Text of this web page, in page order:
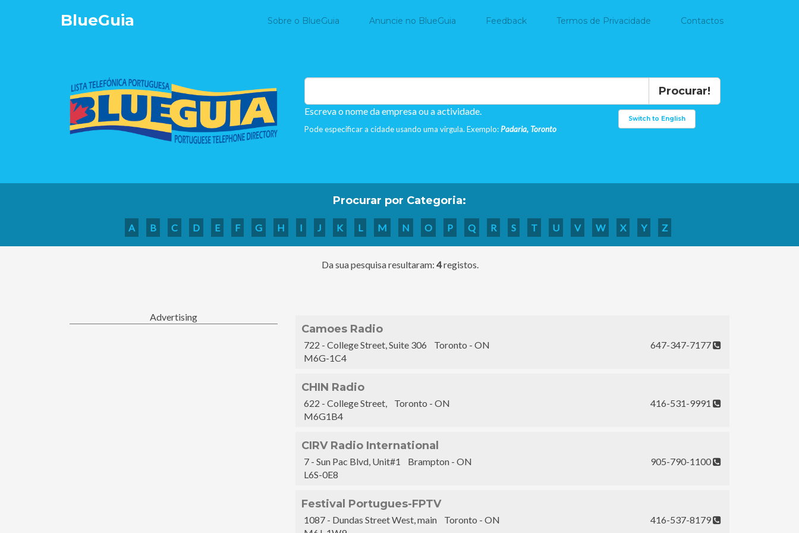
BlueGuia Home
Sobre o BlueGuia Anuncie no BlueGuia Feedback Termos de Privacidade Contactos
Procurar!
Escreva o nome da empresa ou a actividade.
Pode especificar a cidade usando uma virgula. Exemplo: Padaria, Toronto
Switch to English
Procurar por Categoria:
A B C D E F G H I J K L M N O P Q R S T U V W X Y Z
Da sua pesquisa resultaram: 4registos.
Advertising
Camoes Radio
722 - College Street, Suite 306 Toronto - ON
M6G-1C4
647-347-7177
CHIN Radio
622 - College Street, Toronto - ON
M6G1B4
416-531-9991
CIRV Radio International
7 - Sun Pac Blvd, Unit#1 Brampton - ON
L6S-0E8
905-790-1100
Festival Portugues-FPTV
1087 - Dundas Street West, main Toronto - ON
416-537-8179